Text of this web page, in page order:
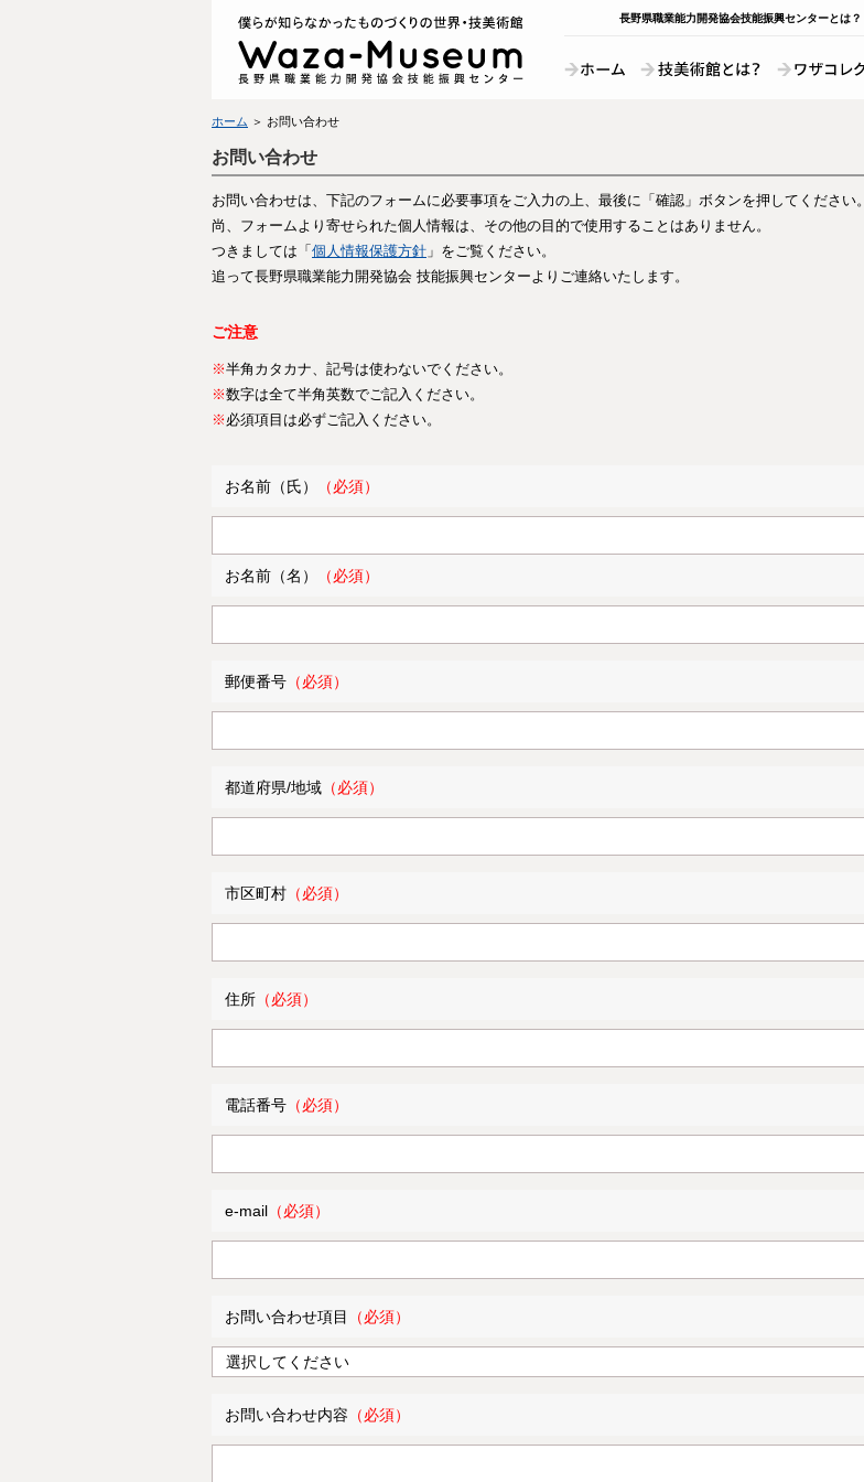
長野県職業能力開発協会技能振興センターとは？
ホーム ＞ お問い合わせ
お問い合わせ
お問い合わせは、下記のフォームに必要事項をご入力の上、最後に「確認」ボタンを押してください。
尚、フォームより寄せられた個人情報は、その他の目的で使用することはありません。
つきましては「 個人情報保護方針 」をご覧ください。
追って長野県職業能力開発協会 技能振興センターよりご連絡いたします。
ご注意
※半角カタカナ、記号は使わないでください。
※数字は全て半角英数でご記入ください。
※ 必須項目は必ずご記入ください。
お名前（氏）
お名前（名）
郵便番号
都道府県/地域
市区町村
住所
電話番号
e-mail
お問い合わせ項目
お問い合わせ内容